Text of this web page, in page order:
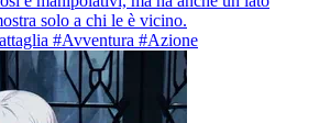
solo a chi le è vicino.
#Avventura #Azione